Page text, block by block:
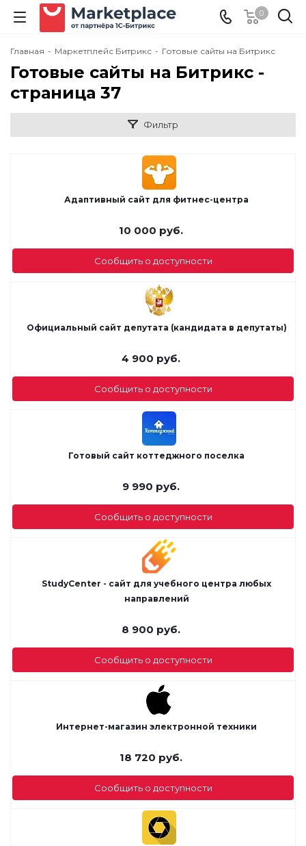
0
Главная - Маркетплейс Битрикс - Готовые сайты на Битрикс
Готовые сайты на Битрикс -
cтраница 37
Фильтр
Адаптивный сайт для фитнес-центра
10 000 руб.
Сообщить о доступности
Официальный сайт депутата (кандидата в депутаты)
4 900 руб.
Сообщить о доступности
Готовый сайт коттеджного поселка
9 990 руб.
Сообщить о доступности
StudyCenter - сайт для учебного центра любых
направлений
8 900 руб.
Сообщить о доступности
Интернет-магазин электронной техники
18 720 руб.
Сообщить о доступности